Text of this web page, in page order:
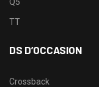
TT
DS D’OCCASION
Crossback